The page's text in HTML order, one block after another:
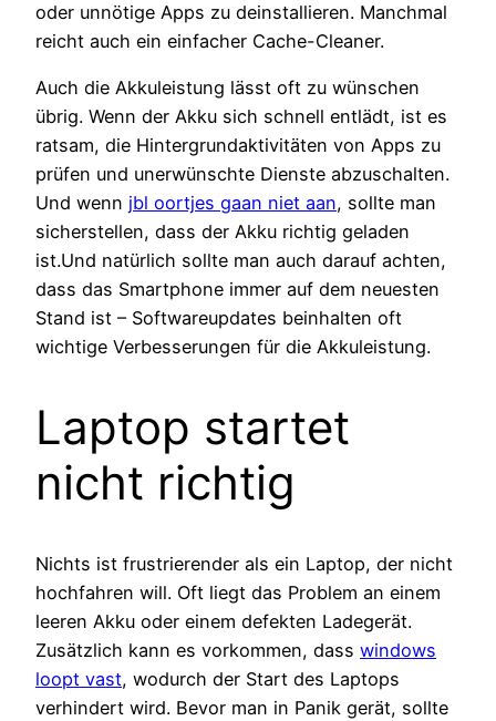
oder unnötige Apps zu deinstallieren. Manchmal
reicht auch ein einfacher Cache-Cleaner.
Auch die Akkuleistung lässt oft zu wünschen
übrig. Wenn der Akku sich schnell entlädt, ist es
ratsam, die Hintergrundaktivitäten von Apps zu
prüfen und unerwünschte Dienste abzuschalten.
Und wenn jbl oortjes gaan niet aan, sollte man
sicherstellen, dass der Akku richtig geladen
ist.Und natürlich sollte man auch darauf achten,
dass das Smartphone immer auf dem neuesten
Stand ist – Softwareupdates beinhalten oft
wichtige Verbesserungen für die Akkuleistung.
Laptop startet
nicht richtig
Nichts ist frustrierender als ein Laptop, der nicht
hochfahren will. Oft liegt das Problem an einem
leeren Akku oder einem defekten Ladegerät.
Zusätzlich kann es vorkommen, dass windows
loopt vast, wodurch der Start des Laptops
verhindert wird. Bevor man in Panik gerät, sollte